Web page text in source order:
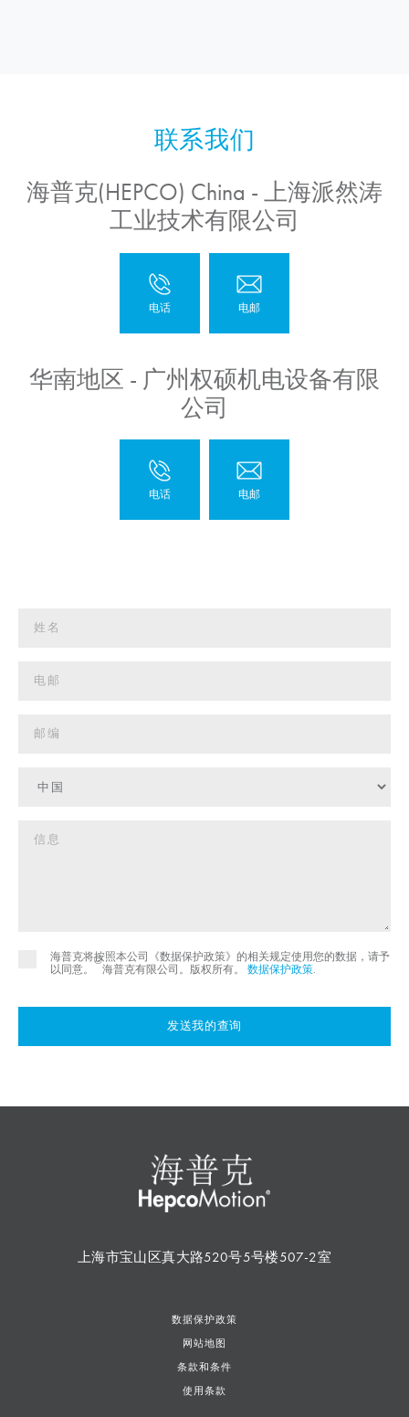
海普克(HEPCO) China - 上海派然涛
工业技术有限公司
华南地区 - 广州权硕机电设备有限
公司
海普克将按照本公司《数据保护政策》的相关规定使用您的数据，请予
以同意。
©
海普克有限公司。版权所有。 数据保护政策.
发送我的查询
上海市宝山区真大路520号5号楼507-2室
数据保护政策
网站地图
条款和条件
使用条款